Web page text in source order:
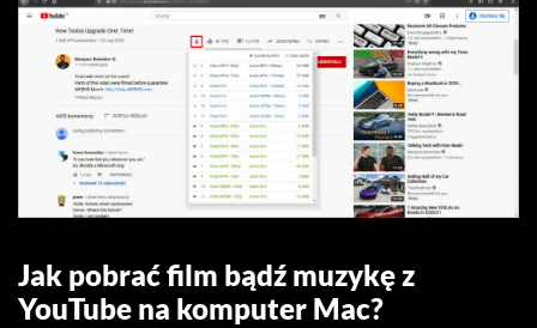
Jak pobrać film bądź muzykę z
YouTube na komputer Mac?